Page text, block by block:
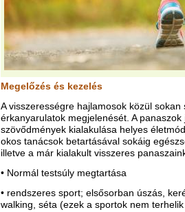
Megelőzés és kezelés
A visszerességre hajlamosok közül
érkanyarulatok megjelenését. A
szövődmények kialakulása helyes
okos tanácsok betartásával sokáig
illetve a már kialakult visszeres
• Normál testsúly megtartása
• rendszeres sport; elsősorban úszás,
walking, séta (ezek a sportok nem